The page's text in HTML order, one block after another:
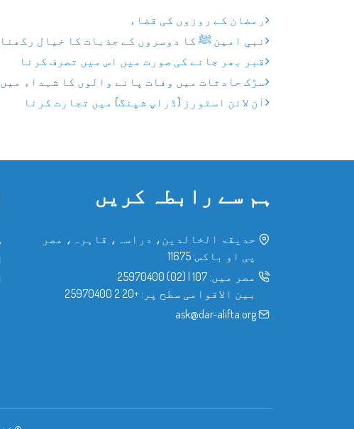
رمضان کے روزوں کی قضاء
نبیِ امین ﷺ کا دوسروں کے جذبات کا خیال رکھنا
قبر بھر جانے کی صورت میں اس میں تصرف کرنا
سڑک حادثات میں وفات پانے والوں کا شہداء
آن لائن اسٹورز (ڈراپ شپنگ) میں تجارت کرنا
ہم سے رابطہ کریں
حدیقۃ الخالدین، دراسہ، قاہرہ، مصر
پی او باکس: 11675
مصر میں: 107
(02) 25970400
بین الاقوامی سطح پر: +20 2 25970400
ask@dar-alifta.org